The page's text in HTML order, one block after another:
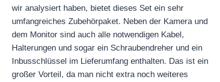
wir analysiert haben, bietet dieses Set ein sehr
umfangreiches Zubehörpaket. Neben der Kamera und
dem Monitor sind auch alle notwendigen Kabel,
Halterungen und sogar ein Schraubendreher und ein
Inbusschlüssel im Lieferumfang enthalten. Das ist ein
großer Vorteil, da man nicht extra noch weiteres